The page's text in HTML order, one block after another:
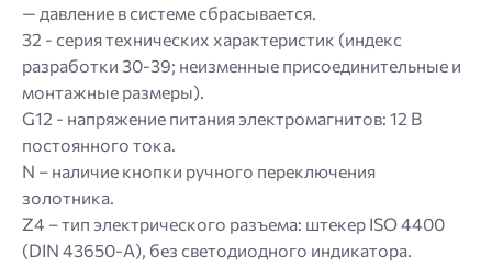
— давление в системе сбрасывается.
32 - серия технических характеристик (индекс
разработки 30-39; неизменные присоединительные и
монтажные размеры).
G12 - напряжение питания электромагнитов: 12 В
постоянного тока.
N – наличие кнопки ручного переключения
золотника.
Z4 – тип электрического разъема: штекер ISO 4400
(DIN 43650-A), без светодиодного индикатора.